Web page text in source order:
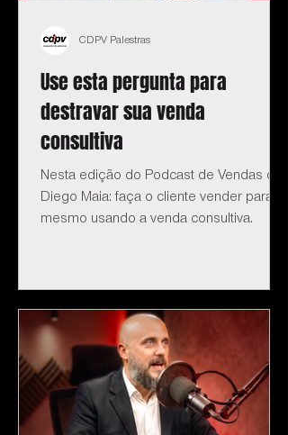
Use esta pergunta para
destravar sua venda
consultiva
Nesta edição do Podcast de Vendas do
Diego Maia: faça o cliente vender para si
mesmo usando a venda consultiva.
CDPV Palestras